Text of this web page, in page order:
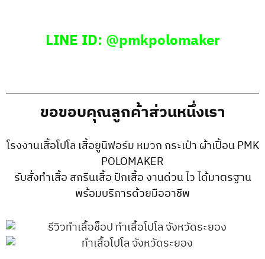
LINE ID: @pmkpolomaker
ขอขอบคุณลูกค้าส่วนหนึ่งเรา
โรงงานเสื้อโปโล เสื้อยูนิฟอร์ม หมวก กระเป๋า ผ้าเปื้อน PMK
POLOMAKER
รับสั่งทำเสื้อ สกรีนเสื้อ ปักเสื้อ งานด่วน ไว ได้มาตรฐาน
พร้อมบริการด้วยมืออาชีพ